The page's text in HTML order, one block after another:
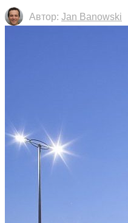
Автор: Jan Banowski